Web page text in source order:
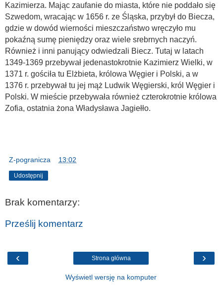
Kazimierza. Mając zaufanie do miasta, które nie poddało się
Szwedom, wracając w 1656 r. ze Śląska, przybył do Biecza,
gdzie w dowód wierności mieszczaństwo wręczyło mu
pokaźną sumę pieniędzy oraz wiele srebrnych naczyń.
Również i inni panujący odwiedzali Biecz. Tutaj w latach
1349-1369 przebywał jedenastokrotnie Kazimierz Wielki, w
1371 r. gościła tu Elżbieta, królowa Węgier i Polski, a w
1376 r. przebywał tu jej mąż Ludwik Węgierski, król Węgier i
Polski. W mieście przebywała również czterokrotnie królowa
Zofia, ostatnia żona Władysława Jagiełło.
Z-pogranicza 13:02
Udostępnij
Brak komentarzy:
Prześlij komentarz
‹ ›
Strona główna
Wyświetl wersję na komputer